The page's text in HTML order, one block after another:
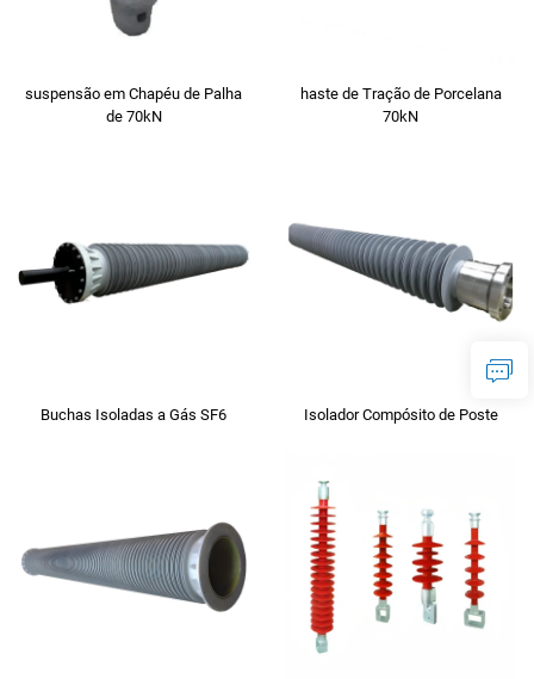
suspensão em Chapéu de Palha
de 70kN
haste de Tração de Porcelana
70kN
Buchas Isoladas a Gás SF6 Isolador Compósito de Poste